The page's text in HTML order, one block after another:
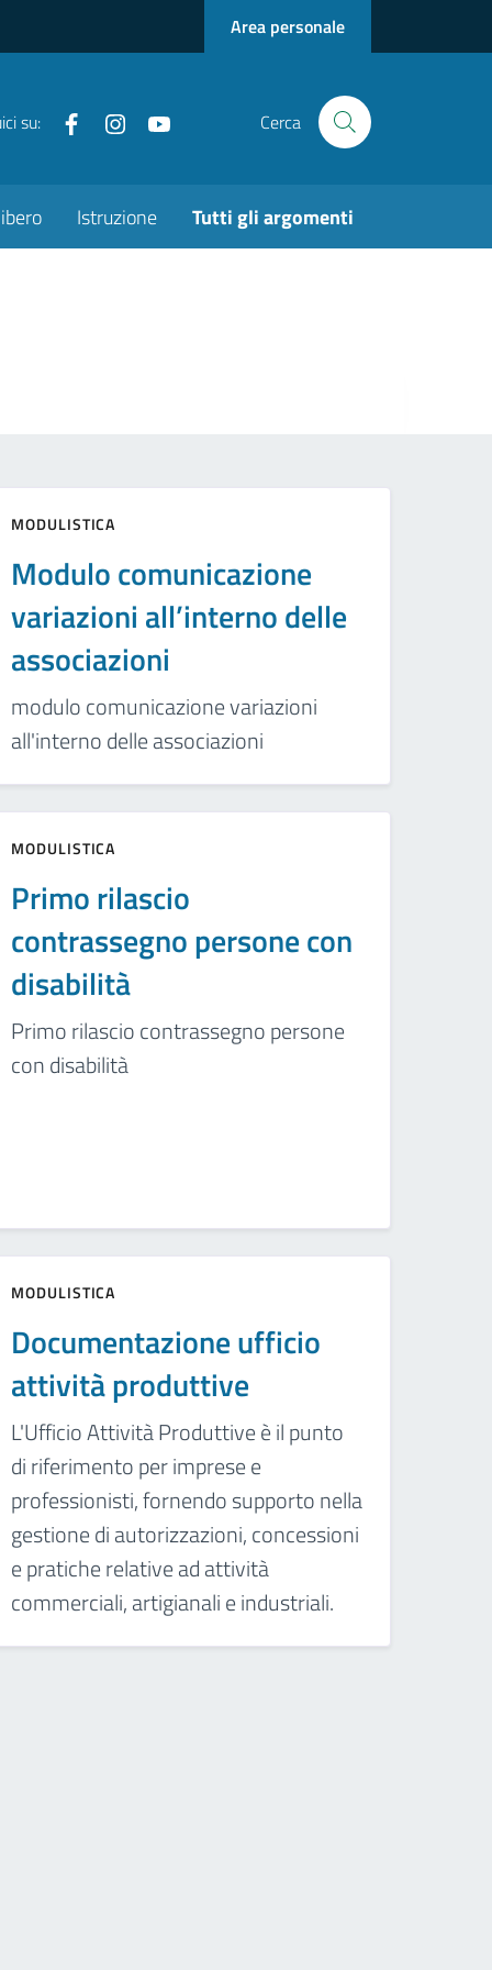
Area personale
su: Facebookinstagram Cerca
Istruzione Tutti gli argomenti
MODULISTICA
Modulo comunicazione
variazioni all’interno delle
associazioni
modulo comunicazione variazioni
all'interno delle associazioni
MODULISTICA
Primo rilascio
contrassegno persone con
disabilità
Primo rilascio contrassegno persone
con disabilità
MODULISTICA
Documentazione ufficio
attività produttive
L'Ufficio Attività Produttive è il punto
di riferimento per imprese e
professionisti, fornendo supporto nella
gestione di autorizzazioni, concessioni
e pratiche relative ad attività
commerciali, artigianali e industriali.